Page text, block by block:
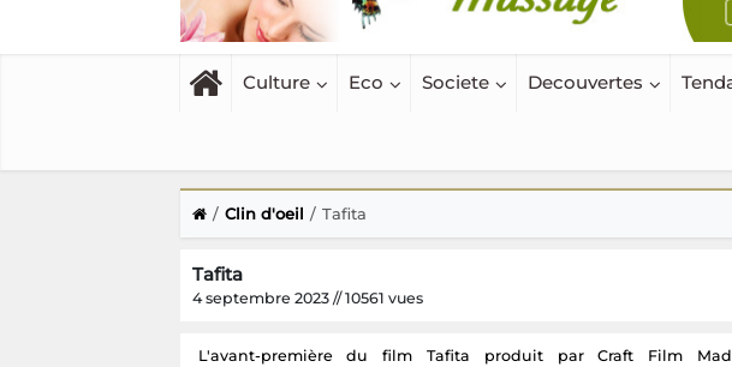
Clin d'oeil Tafita
4 septembre 2023 // 10561 vues
L'avant-première du film Tafita produit par Craft Film